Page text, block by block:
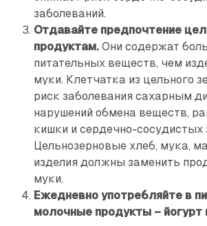
заболеваний.
Отдавайте предпочтение
продуктам.Они содержат
питательных веществ, чем
муки. Клетчатка из цельного
риск заболевания сахарным
нарушений обмена веществ,
кишки и сердечно-сосудистых
Цельнозерновые хлеб, мука,
изделия должны заменить
муки.
Ежедневно употребляйте в
молочные продукты – йогурт